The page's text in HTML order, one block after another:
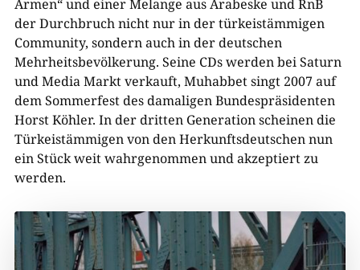
Armen“ und einer Melange aus Arabeske und RnB
der Durchbruch nicht nur in der türkeistämmigen
Community, sondern auch in der deutschen
Mehrheitsbevölkerung. Seine CDs werden bei Saturn
und Media Markt verkauft, Muhabbet singt 2007 auf
dem Sommerfest des damaligen Bundespräsidenten
Horst Köhler. In der dritten Generation scheinen die
Türkeistämmigen von den Herkunftsdeutschen nun
ein Stück weit wahrgenommen und akzeptiert zu
werden.